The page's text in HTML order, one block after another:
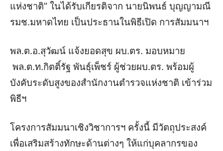
แห่งชาติ” ในได้รับเกียรติจาก นายนิพนธ์ บุญญามณี
รมช.มหาดไทย เป็นประธานในพิธีเปิด การสัมมนาฯ
พล.ต.อ.สุวัฒน์ แจ้งยอดสุข ผบ.ตร. มอบหมาย
พล.ต.ท.กิตติ์รัฐ พันธุ์เพ็ชร์ ผู้ช่วยผบ.ตร. พร้อมผู้
บังคับระดับสูงของสำนักงานตำรวจแห่งชาติ เข้าร่วม
พิธีฯ
โครงการสัมมนาเชิงวิชาการฯ ครั้งนี้ มีวัตถุประสงค์
เพื่อเสริมสร้างทักษะด้านต่างๆ ให้แก่บุคลากรของ